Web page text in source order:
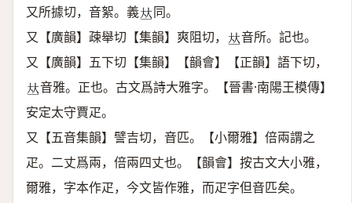
又所據切，音絮。義𠀤同。
又【廣韻】疎舉切【集韻】爽阻切， 𠀤音所。記也。
又【廣韻】五下切【集韻】【韻會】【正韻】語下切，
𠀤音雅。正也。古文爲詩大雅字。【晉書·南陽王模傳】
安定太守賈疋。
又【五音集韻】譬吉切，音匹。【小爾雅】倍兩謂之
疋。二丈爲兩，倍兩四丈也。【韻會】按古文大小雅，
爾雅，字本作疋，今文皆作雅，而疋字但音匹矣。